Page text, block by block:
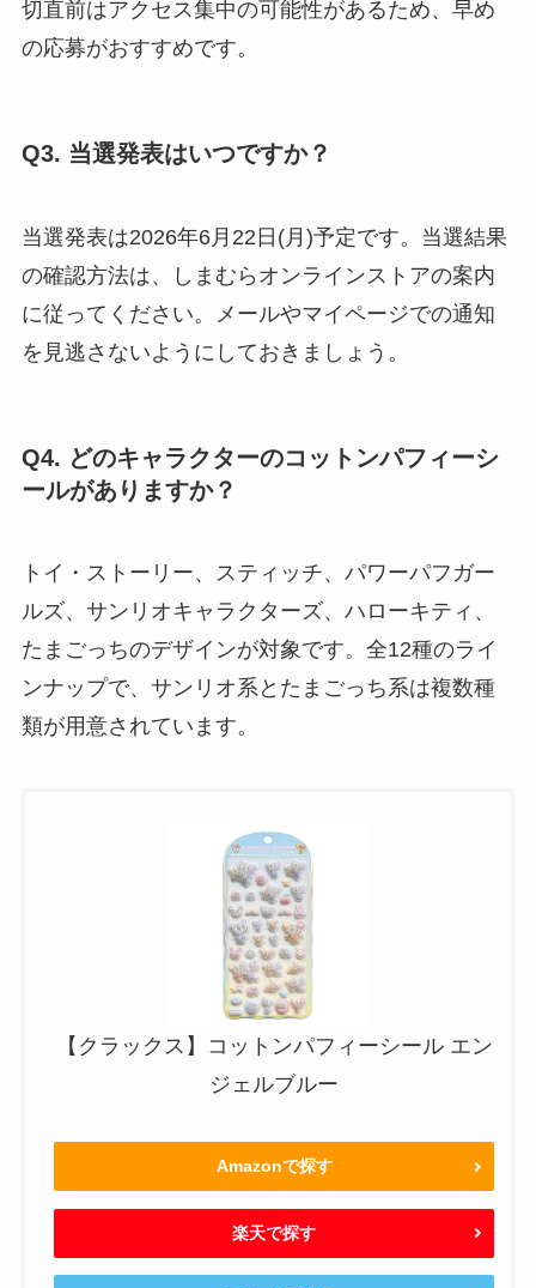
切直前はアクセス集中の可能性があるため、早め
の応募がおすすめです。
Q3. 当選発表はいつですか？
当選発表は2026年6月22日(月)予定です。当選結果
の確認方法は、しまむらオンラインストアの案内
に従ってください。メールやマイページでの通知
を見逃さないようにしておきましょう。
Q4. どのキャラクターのコットンパフィーシ
ールがありますか？
トイ・ストーリー、スティッチ、パワーパフガー
ルズ、サンリオキャラクターズ、ハローキティ、
たまごっちのデザインが対象です。全12種のライ
ンナップで、サンリオ系とたまごっち系は複数種
類が用意されています。
【クラックス】コットンパフィーシール エン
ジェルブルー
Amazonで探す
楽天で探す